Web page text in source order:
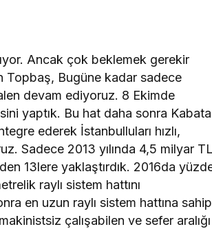
Ancak çok beklemek gerekir
Topbaş, Bugüne kadar sadece
devam ediyoruz. 8 Ekimde
yaptık. Bu hat daha sonra
ederek İstanbulluları hızlı,
Sadece 2013 yılında 4,5 milyar TL
13lere yaklaştırdık. 2016da
raylı sistem hattını
en uzun raylı sistem hattına sahip
çalışabilen ve sefer